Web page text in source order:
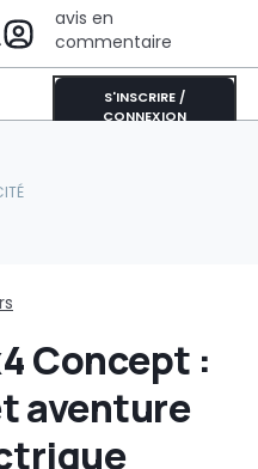
avis en
commentaire
S'INSCRIRE /
CONNEXION
Concept :
aventure